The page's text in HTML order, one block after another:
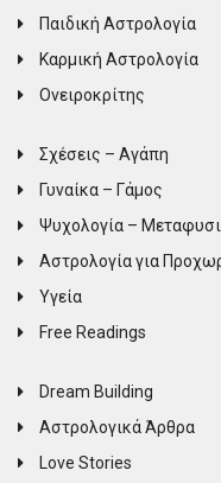
Παιδική Αστρολογία
Καρμική Αστρολογία
Ονειροκρίτης
Σχέσεις – Αγάπη
Γυναίκα – Γάμος
Ψυχολογία –
Αστρολογία για
Υγεία
Free Readings
Dream Building
Αστρολογικά Άρθρα
Love Stories